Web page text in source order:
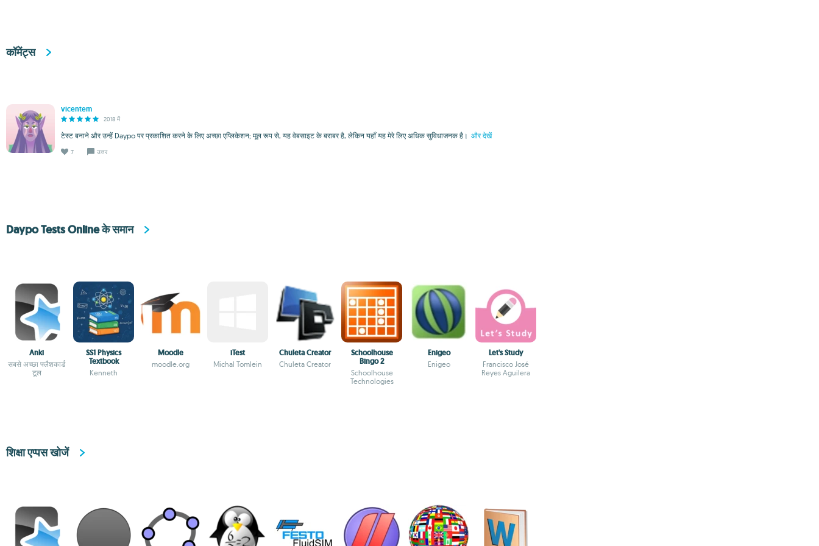
कॉमेंट्स
vicentem
2018 में
टेस्ट बनाने और उन्हें Daypo पर प्रकाशित करने के लिए अच्छा एप्लिकेशन; मूल रूप से, यह वेबसाइट के बराबर है, लेकिन यहाँ यह मेरे लिए अधिक सुविधाजनक है। और देखें
7 उत्तर
Daypo Tests Online के समान
Anki
सबसे अच्छा फ्लैशकार्ड
टूल
SS1 Physics
Textbook
Kenneth
Moodle
moodle.org
iTest
Michal Tomlein
Chuleta Creator
Chuleta Creator
Schoolhouse
Bingo 2
Schoolhouse
Technologies
Enigeo
Enigeo
Let's Study
Francisco José
Reyes Aguilera
शिक्षा एप्पस खोजें